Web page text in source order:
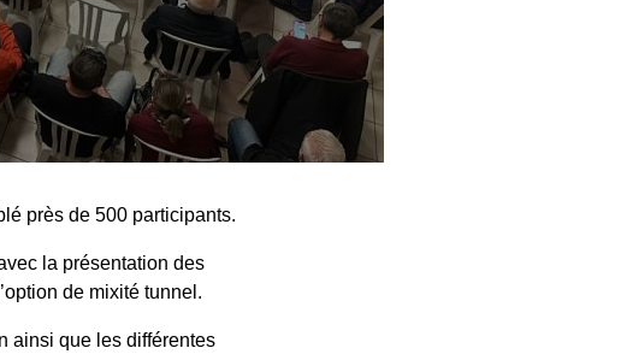
près de 500 participants.
la présentation des
de mixité tunnel.
ainsi que les différentes